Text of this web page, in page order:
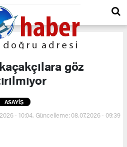
göz
ASAYİŞ
- 10:04, Güncelleme: 08.07.2026 - 09:39